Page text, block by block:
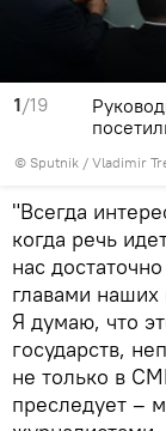
1/19
© Sputnik / Vladimir
"Всегда
когда речь
нас
главами наших
Я думаю, что
государств,
не только в
преследует –